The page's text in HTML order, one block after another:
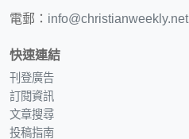
電郵： info@christianweekly.net
快速連結
刊登廣告
訂閱資訊
文章搜尋
投稿指南